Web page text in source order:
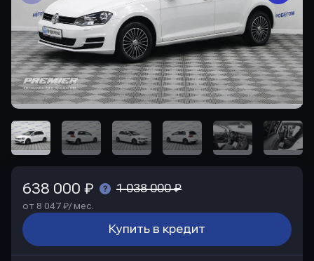
638 000 ₽ 1 038 000 ₽
от 8 047 ₽/ мес.
Купить в кредит